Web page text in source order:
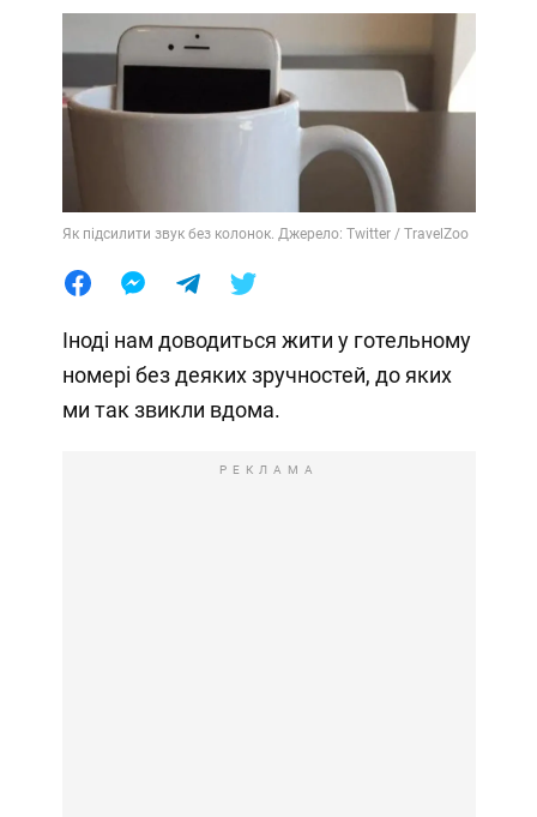
Як підсилити звук без колонок. Джерело: Twitter / TravelZoo
Іноді нам доводиться жити у готельному
номері без деяких зручностей, до яких
ми так звикли вдома.
РЕКЛАМА